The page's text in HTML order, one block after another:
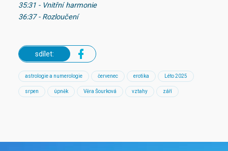
35:31 - Vnitřní harmonie
36:37 - Rozloučení
sdílet:
astrologie a numerologie červenec erotika Léto 2025
srpen úpněk Věra Šourková vztahy září